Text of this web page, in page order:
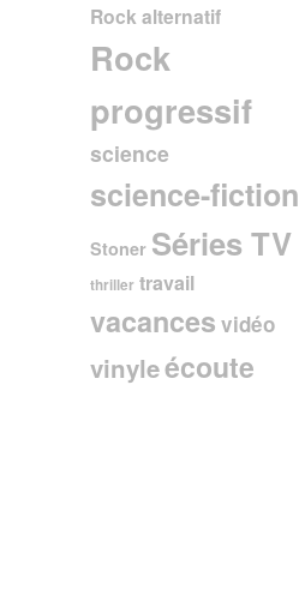
Rock alternatif
Rock
progressif
science
science-fiction
Stoner Séries TV
thriller travail
vacances vidéo
vinyleécoute